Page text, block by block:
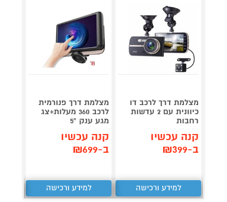
מצלמת דרך לרכב דו
כיוונית עם 2 עדשות
רחבות
קנה עכשיו
ב-₪399
למידע ורכישה
מצלמת דרך פנורמית
לרכב 360 מעלות+צג
מגע ענק "5
קנה עכשיו
ב-₪699
למידע ורכישה